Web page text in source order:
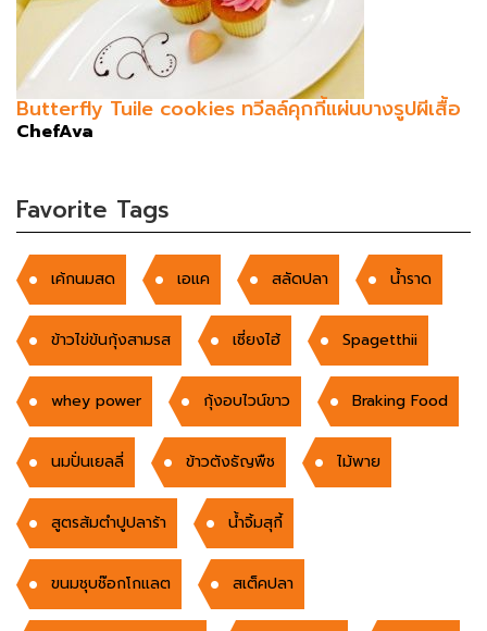
Butterfly Tuile cookies ทวีลล์คุกกี้แผ่นบางรูปผีเสื้อ
ChefAva
Favorite Tags
เค้กนมสด เอแค สลัดปลา น้ำราด
ข้าวไข่ข้นกุ้งสามรส เซี่ยงไฮ้ Spagetthii
whey power กุ้งอบไวน์ขาว Braking Food
นมปั่นเยลลี่ ข้าวตังธัญพืช ไม้พาย
สูตรส้มตำปูปลาร้า น้ำจิ้มสุกี้
ขนมชุบช๊อกโกแลต สเต็คปลา